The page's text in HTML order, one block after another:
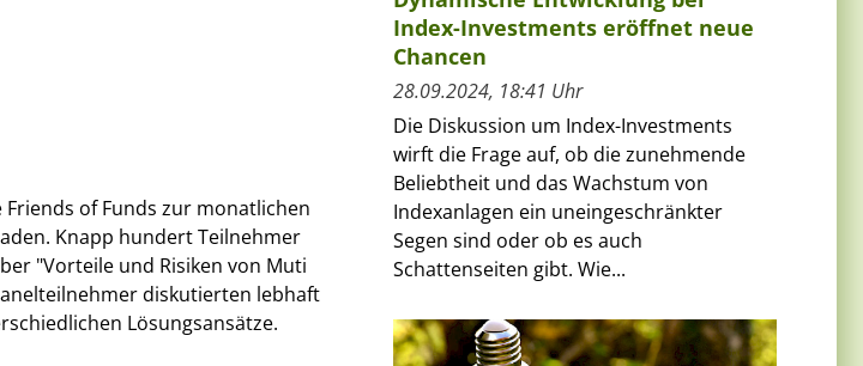
Friends of Funds zur monatlichen
Knapp hundert Teilnehmer
"Vorteile und Risiken von Muti
diskutierten lebhaft
Lösungsansätze.
Index-Investments eröffnet neue
Chancen
28.09.2024, 18:41 Uhr
Die Diskussion um Index-Investments
wirft die Frage auf, ob die zunehmende
Beliebtheit und das Wachstum von
Indexanlagen ein uneingeschränkter
Segen sind oder ob es auch
Schattenseiten gibt. Wie...